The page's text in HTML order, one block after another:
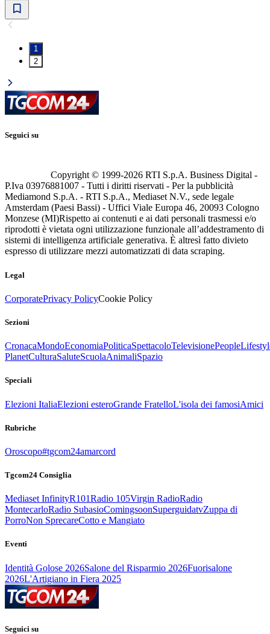
1
2
Seguici su
Copyright © 1999-2026 RTI S.p.A. Business Digital -
P.Iva 03976881007 - Tutti i diritti riservati - Per la pubblicità
Mediamond S.p.A. - RTI S.p.A., Mediaset N.V., sede legale
Amsterdam (Paesi Bassi) - Uffici Viale Europa 46, 20093 Cologno
Monzese (MI)Rispetto ai contenuti e ai dati personali trasmessi e/o
riprodotti è vietata ogni utilizzazione funzionale all’addestramento di
sistemi di intelligenza artificiale generativa. È altresì fatto divieto
espresso di utilizzare mezzi automatizzati di data scraping.
Legal
CorporatePrivacy PolicyCookie Policy
Sezioni
CronacaMondoEconomiaPoliticaSpettacoloTelevisionePeople
PlanetCulturaSaluteScuolaAnimaliSpazio
Speciali
Elezioni ItaliaElezioni esteroGrande FratelloL'isola dei famosiAmici
Rubriche
Oroscopo#tgcom24amarcord
Tgcom24 Consiglia
Mediaset InfinityR101Radio 105Virgin RadioRadio
MontecarloRadio SubasioComingsoonSuperguidatvZuppa di
PorroNon SprecareCotto e Mangiato
Eventi
Identità Golose 2026Salone del Risparmio 2026Fuorisalone
2026L'Artigiano in Fiera 2025
Seguici su